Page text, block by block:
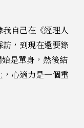
自己在《經理人
，到現在還要錄
是單身，然後結
心適力是一個重